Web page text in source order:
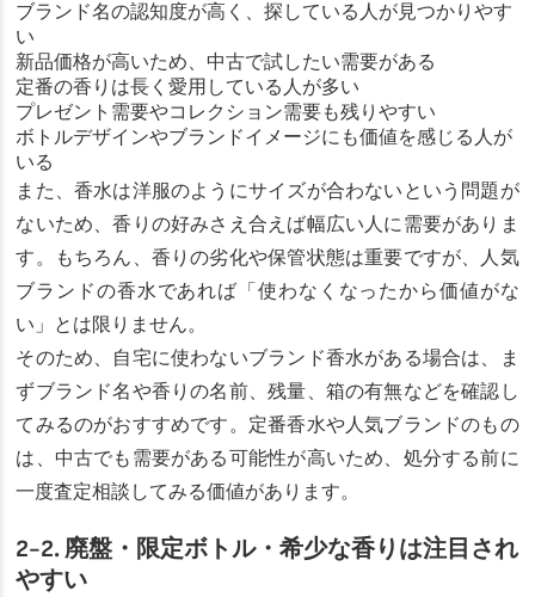
ブランド名の認知度が高く、探している人が見つかりやす
い
新品価格が高いため、中古で試したい需要がある
定番の香りは長く愛用している人が多い
プレゼント需要やコレクション需要も残りやすい
ボトルデザインやブランドイメージにも価値を感じる人が
いる
また、香水は洋服のようにサイズが合わないという問題が
ないため、香りの好みさえ合えば幅広い人に需要がありま
す。もちろん、香りの劣化や保管状態は重要ですが、人気
ブランドの香水であれば「使わなくなったから価値がな
い」とは限りません。
そのため、自宅に使わないブランド香水がある場合は、ま
ずブランド名や香りの名前、残量、箱の有無などを確認し
てみるのがおすすめです。定番香水や人気ブランドのもの
は、中古でも需要がある可能性が高いため、処分する前に
一度査定相談してみる価値があります。
2-2. 廃盤・限定ボトル・希少な香りは注目され
やすい